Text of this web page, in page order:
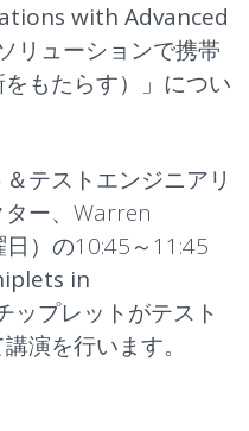
with Advanced
ソリューションで携帯
もたらす）」につい
テストエンジニアリ
ー、Warren
）の10:45～11:45
in
ップレットがテスト
演を行います。